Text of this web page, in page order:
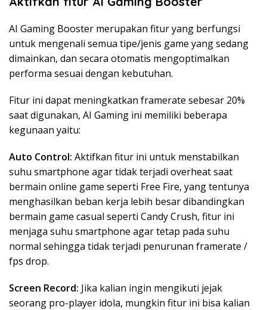
AI Gaming Booster merupakan fitur yang berfungsi
untuk mengenali semua tipe/jenis game yang sedang
dimainkan, dan secara otomatis mengoptimalkan
performa sesuai dengan kebutuhan.
Fitur ini dapat meningkatkan framerate sebesar 20%
saat digunakan, AI Gaming ini memiliki beberapa
kegunaan yaitu:
Auto Control: Aktifkan fitur ini untuk menstabilkan
suhu smartphone agar tidak terjadi overheat saat
bermain online game seperti Free Fire, yang tentunya
menghasilkan beban kerja lebih besar dibandingkan
bermain game casual seperti Candy Crush, fitur ini
menjaga suhu smartphone agar tetap pada suhu
normal sehingga tidak terjadi penurunan framerate /
fps drop.
Screen Record: Jika kalian ingin mengikuti jejak
seorang pro-player idola, mungkin fitur ini bisa kalian